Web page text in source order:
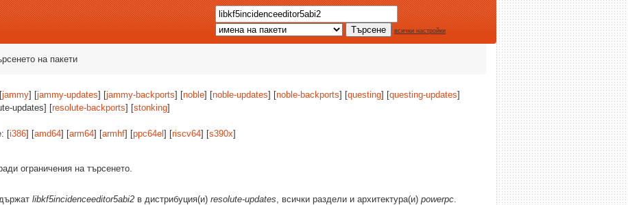
всички настройки
на пакети
jammy] [jammy-updates] [jammy-backports] [noble] [noble-updates] [noble-backports] [questing] [questing-updates]
updates] [resolute-backports] [stonking]
[i386] [amd64] [arm64] [armhf] [ppc64el ] [riscv64] [s390x]
ограничения на търсенето.
libkf5incidenceeditor5abi2 в дистрибуция(и) resolute-updates, всички раздели и архитектура(и) powerpc.